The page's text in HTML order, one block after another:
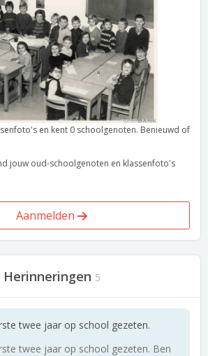
en kent 0 schoolgenoten. Benieuwd of
jouw oud-schoolgenoten en klassenfoto's
Aanmelden
Herinneringen 5
twee jaar op school gezeten.
twee jaar op school gezeten. Ben